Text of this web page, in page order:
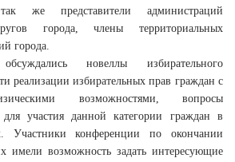
же представители администраций
города, члены территориальных
города.
новеллы избирательного
реализации избирательных прав граждан с
возможностями, вопросы
для участия данной категории граждан в
Участники конференции по окончании
имели возможность задать интересующие